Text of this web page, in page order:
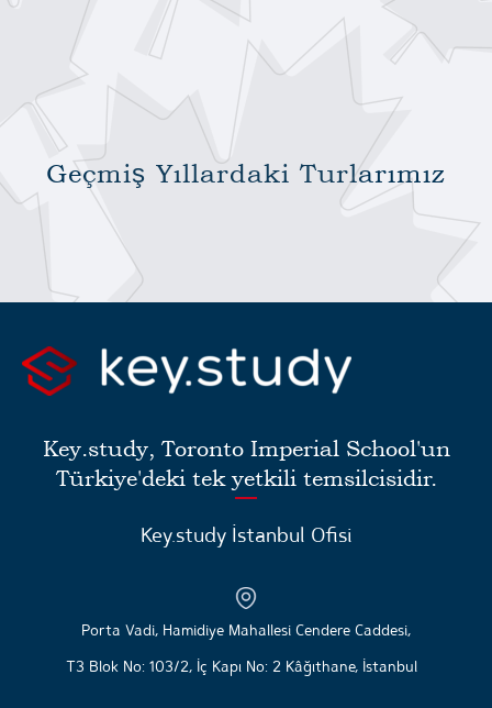
Geçmiş Yıllardaki Turlarımız
Key.study, Toronto Imperial School'un
Türkiye'deki tek yetkili temsilcisidir.
Key.study İstanbul Ofisi
Porta Vadi, Hamidiye Mahallesi Cendere Caddesi,
T3 Blok No: 103/2, İç Kapı No: 2 Kâğıthane, İstanbul